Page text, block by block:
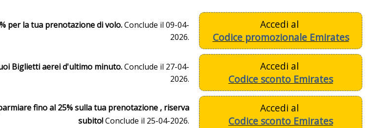
per la tua prenotazione di volo.Conclude il 09-04-
2026.
Accedi al
Codice promozionale Emirates
Biglietti aerei d'ultimo minuto.Conclude il 27-04-
2026.
Accedi al
Codice sconto Emirates
fino al 25% sulla tua prenotazione , riserva
subito!Conclude il 25-04-2026.
Accedi al
Codice sconto Emirates